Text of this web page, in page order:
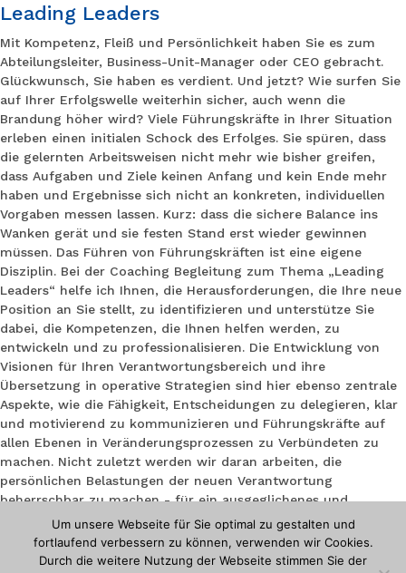
Leading Leaders
Mit Kompetenz, Fleiß und Persönlichkeit haben Sie es zum
Abteilungsleiter, Business-Unit-Manager oder CEO gebracht.
Glückwunsch, Sie haben es verdient. Und jetzt? Wie surfen Sie
auf Ihrer Erfolgswelle weiterhin sicher, auch wenn die
Brandung höher wird? Viele Führungskräfte in Ihrer Situation
erleben einen initialen Schock des Erfolges. Sie spüren, dass
die gelernten Arbeitsweisen nicht mehr wie bisher greifen,
dass Aufgaben und Ziele keinen Anfang und kein Ende mehr
haben und Ergebnisse sich nicht an konkreten, individuellen
Vorgaben messen lassen. Kurz: dass die sichere Balance ins
Wanken gerät und sie festen Stand erst wieder gewinnen
müssen. Das Führen von Führungskräften ist eine eigene
Disziplin. Bei der Coaching Begleitung zum Thema „Leading
Leaders“ helfe ich Ihnen, die Herausforderungen, die Ihre neue
Position an Sie stellt, zu identifizieren und unterstütze Sie
dabei, die Kompetenzen, die Ihnen helfen werden, zu
entwickeln und zu professionalisieren. Die Entwicklung von
Visionen für Ihren Verantwortungsbereich und ihre
Übersetzung in operative Strategien sind hier ebenso zentrale
Aspekte, wie die Fähigkeit, Entscheidungen zu delegieren, klar
und motivierend zu kommunizieren und Führungskräfte auf
allen Ebenen in Veränderungsprozessen zu Verbündeten zu
machen. Nicht zuletzt werden wir daran arbeiten, die
persönlichen Belastungen der neuen Verantwortung
beherrschbar zu machen - für ein ausgeglichenes und
souveränes Lebensgefühl.
Um unsere Webseite für Sie optimal zu gestalten und
fortlaufend verbessern zu können, verwenden wir Cookies.
Durch die weitere Nutzung der Webseite stimmen Sie der